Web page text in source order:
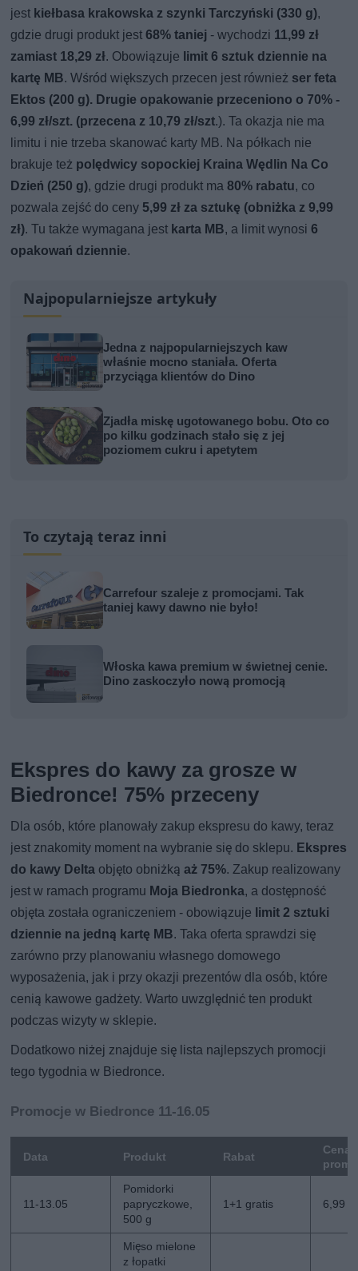
jest kiełbasa krakowska z szynki Tarczyński (330 g),
gdzie drugi produkt jest68% taniej - wychodzi 11,99 zł
zamiast 18,29 zł. Obowiązuje limit 6 sztuk dziennie na
kartę MB. Wśród większych przecen jest również ser feta
Ektos (200 g). Drugie opakowanie przeceniono o 70% -
6,99 zł/szt. (przecena z 10,79 zł/szt.). Ta okazja nie ma
limitu i nie trzeba skanować karty MB. Na półkach nie
brakuje też polędwicy sopockiej Kraina Wędlin Na Co
Dzień (250 g), gdzie drugi produkt ma80% rabatu, co
pozwala zejść do ceny 5,99 zł za sztukę (obniżka z 9,99
zł). Tu także wymagana jest karta MB, a limit wynosi6
opakowań dziennie.
Najpopularniejsze artykuły
Jedna z najpopularniejszych kaw
właśnie mocno staniała. Oferta
przyciąga klientów do Dino
Zjadła miskę ugotowanego bobu. Oto co
po kilku godzinach stało się z jej
poziomem cukru i apetytem
To czytają teraz inni
Carrefour szaleje z promocjami. Tak
taniej kawy dawno nie było!
Włoska kawa premium w świetnej cenie.
Dino zaskoczyło nową promocją
Ekspres do kawy za grosze w
Biedronce! 75% przeceny
Dla osób, które planowały zakup ekspresu do kawy, teraz
jest znakomity moment na wybranie się do sklepu. Ekspres
do kawy Delta objęto obniżką aż 75%. Zakup realizowany
jest w ramach programu Moja Biedronka, a dostępność
objęta została ograniczeniem - obowiązuje limit 2 sztuki
dziennie na jedną kartę MB. Taka oferta sprawdzi się
zarówno przy planowaniu własnego domowego
wyposażenia, jak i przy okazji prezentów dla osób, które
cenią kawowe gadżety. Warto uwzględnić ten produkt
podczas wizyty w sklepie.
Dodatkowo niżej znajduje się lista najlepszych promocji
tego tygodnia w Biedronce.
Promocje w Biedronce 11-16.05
Data Produkt Rabat
Cena
11-13.05
Pomidorki
papryczkowe,
500 g
1+1 gratis 6,99
Mięso mielone
z łopatki